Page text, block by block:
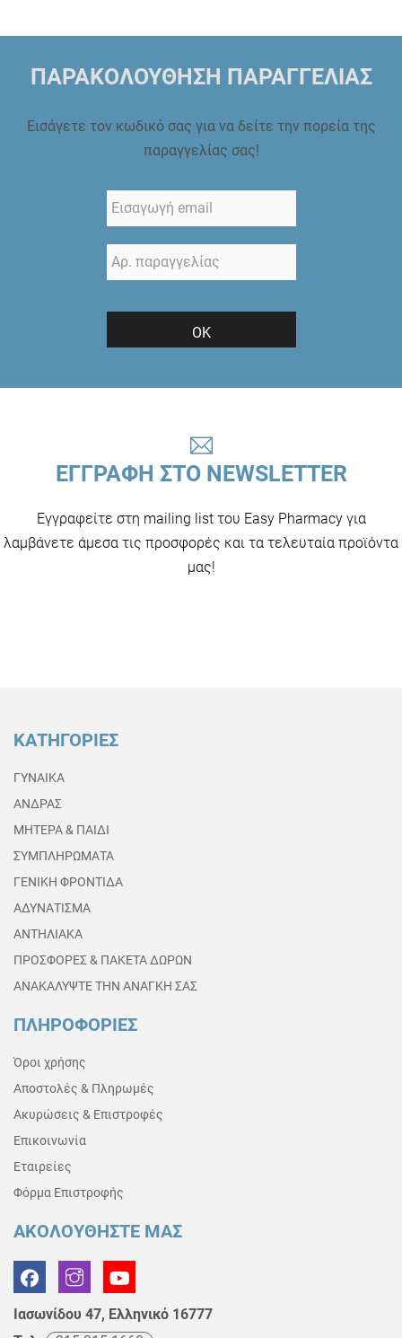
ΠΑΡΑΚΟΛΟΥΘΗΣΗ ΠΑΡΑΓΓΕΛΙΑΣ
Εισάγετε τον κωδικό σας για να δείτε την πορεία της
παραγγελίας σας!
ΟΚ
ΕΓΓΡΑΦΗ ΣΤΟ NEWSLETTER
Εγγραφείτε στη mailing list του Easy Pharmacy για
λαμβάνετε άμεσα τις προσφορές και τα τελευταία προϊόντα
μας!
ΚΑΤΗΓΟΡΙΕΣ
ΓΥΝΑΙΚΑ
ΑΝΔΡΑΣ
ΜΗΤΕΡΑ & ΠΑΙΔΙ
ΣΥΜΠΛΗΡΩΜΑΤΑ
ΓΕΝΙΚΗ ΦΡΟΝΤΙΔΑ
ΑΔΥΝΑΤΙΣΜΑ
ΑΝΤΗΛΙΑΚΑ
ΠΡΟΣΦΟΡΕΣ & ΠΑΚΕΤΑ ΔΩΡΩΝ
ΑΝΑΚΑΛΥΨΤΕ ΤΗΝ ΑΝΑΓΚΗ ΣΑΣ
ΠΛΗΡΟΦΟΡΙΕΣ
Όροι χρήσης
Αποστολές & Πληρωμές
Ακυρώσεις & Επιστροφές
Επικοινωνία
Εταιρείες
Φόρμα Επιστροφής
ΑΚΟΛΟΥΘΗΣΤΕ ΜΑΣ
Ιασωνίδου 47, Ελληνικό 16777